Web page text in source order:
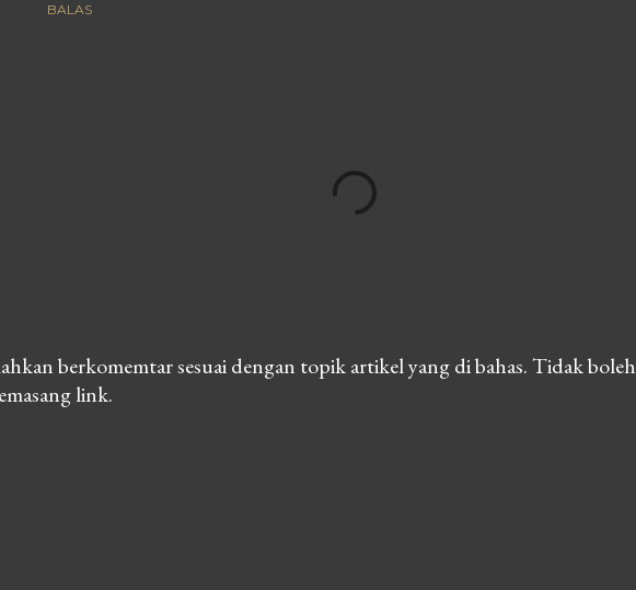
BALAS
berkomemtar sesuai dengan topik artikel yang di bahas. Tidak boleh
link.